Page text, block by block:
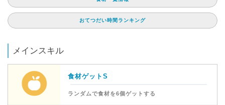
おてつだい時間ランキング
メインスキル
食材ゲットS
ランダムで食材を6個ゲットする